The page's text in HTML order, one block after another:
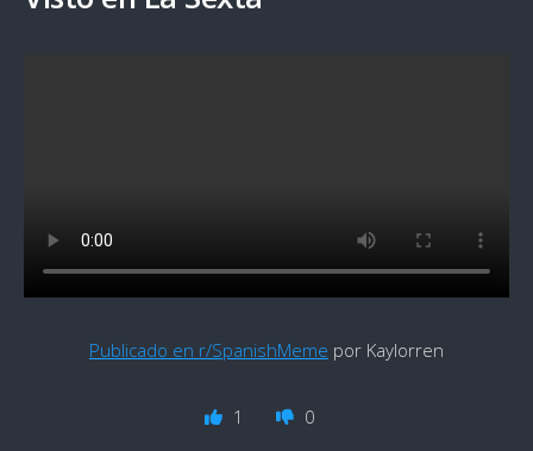
Publicado en r/SpanishMeme por Kaylorren
1 0